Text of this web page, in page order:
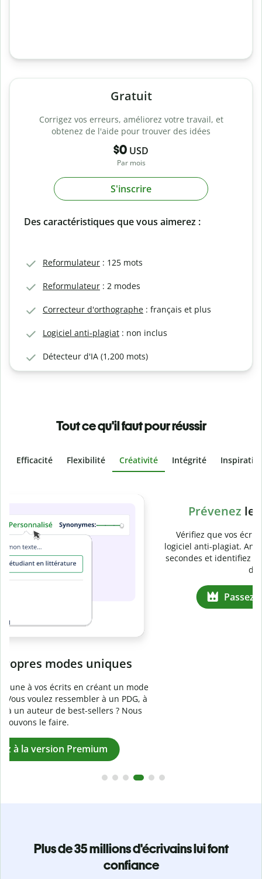
Gratuit
Corrigez vos erreurs, améliorez votre travail, et
obtenez de l'aide pour trouver des idées
$0 USD
Par mois
S'inscrire
Des caractéristiques que vous aimerez :
Reformulateur : 125 mots
Reformulateur : 2 modes
Correcteur d'orthographe : français et plus
Logiciel anti-plagiat : non inclus
Détecteur d'IA (1,200 mots)
Tout ce qu'il faut pour réussir
Efficacité Flexibilité Créativité Intégrité
Prévenezle plagiat involontaire
Vérifiez que vos écrits sont 100 % les vôtres grâce au
logiciel anti-plagiat. Analysez votre document en quelques
secondes et identifiez les citations manquantes dans plus
Passez à la version Premium
Plus de 35 millions d'écrivains lui font
confiance